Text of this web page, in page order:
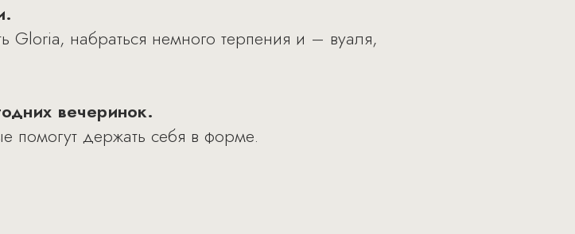
Gloria, набраться немного терпения и – вуаля,
вечеринок.
помогут держать себя в форме.